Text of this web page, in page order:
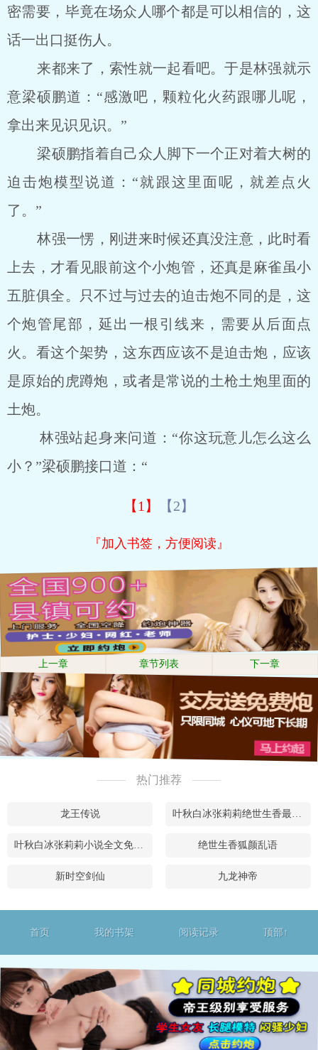
密需要，毕竟在场众人哪个都是可以相信的，这
话一出口挺伤人。
来都来了，索性就一起看吧。于是林强就示
意梁硕鹏道：“感激吧，颗粒化火药跟哪儿呢，
拿出来见识见识。”
梁硕鹏指着自己众人脚下一个正对着大树的
迫击炮模型说道：“就跟这里面呢，就差点火
了。”
林强一愣，刚进来时候还真没注意，此时看
上去，才看见眼前这个小炮管，还真是麻雀虽小
五脏俱全。只不过与过去的迫击炮不同的是，这
个炮管尾部，延出一根引线来，需要从后面点
火。看这个架势，这东西应该不是迫击炮，应该
是原始的虎蹲炮，或者是常说的土枪土炮里面的
土炮。
林强站起身来问道：“你这玩意儿怎么这么
小？”梁硕鹏接口道：“
【1】 【2】
『加入书签，方便阅读』
上一章 章节列表 下一章
热门推荐
龙王传说 叶秋白冰张莉莉绝世生香最新章节在线阅读
叶秋白冰张莉莉小说全文免费阅读 绝世生香狐颜乱语
新时空剑仙 九龙神帝
首页 我的书架 阅读记录 顶部↑